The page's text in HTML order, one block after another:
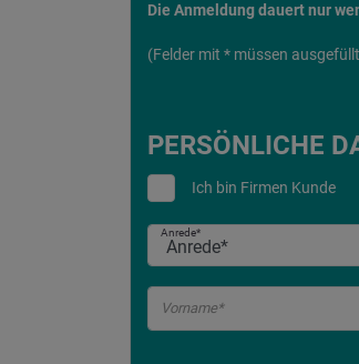
Die Anmeldung dauert nur
(Felder mit * müssen
PERSÖNLICHE
Ich bin Firmen Kunde
Anrede*
Vorname*